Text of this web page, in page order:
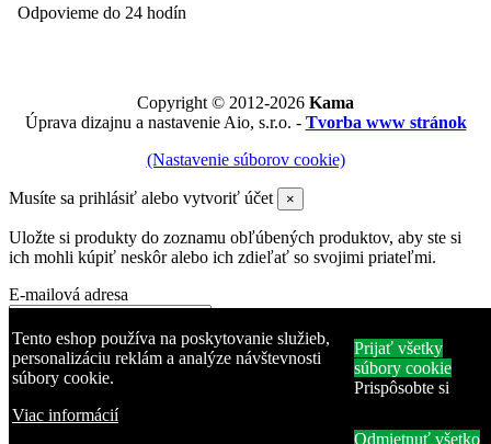
Tento eshop používa na poskytovanie služieb,
personalizáciu reklám a analýze návštevnosti
súbory cookie.
Viac informácií
Prijať všetky
súbory cookie
Prispôsobte si
Odmietnuť všetko
Odpovieme do 24 hodín
Copyright © 2012-2026 Kama
Úprava dizajnu a nastavenie Aio, s.r.o. - Tvorba www stránok
(Nastavenie súborov cookie)
Musíte sa prihlásiť alebo vytvoriť účet ×
Uložte si produkty do zoznamu obľúbených produktov, aby ste si
ich mohli kúpiť neskôr alebo ich zdieľať so svojimi priateľmi.
E-mailová adresa
Heslo
Zabudli ste heslo?